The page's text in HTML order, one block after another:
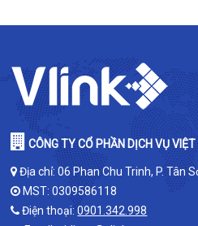
CÔNG TY CỔ PHẦN DỊCH VỤ VIỆT
Địa chỉ: 06 Phan Chu Trinh, P. Tân
MST: 0309586118
Điện thoại:0901.342.998